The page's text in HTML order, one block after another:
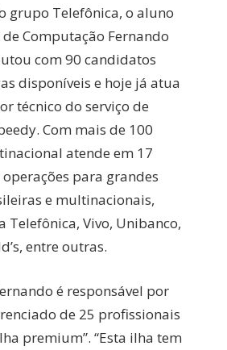
grupo Telefônica, o aluno
Computação Fernando
com 90 candidatos
disponíveis e hoje já atua
técnico do serviço de
Com mais de 100
atende em 17
operações para grandes
e multinacionais,
Telefônica, Vivo, Unibanco,
entre outras.
é responsável por
de 25 profissionais
premium”. “Esta ilha tem